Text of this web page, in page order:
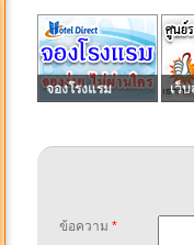
จองโรงแรม เว็บ
ข้อความ *